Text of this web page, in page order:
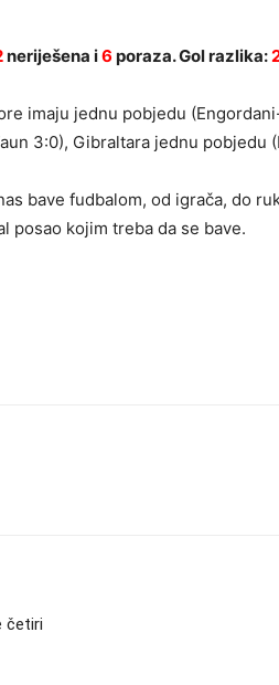
neriješena i6 poraza. Gol razlika:
imaju jednu pobjedu
3:0), Gibraltara jednu pobjedu
bave fudbalom, od igrača, do
posao kojim treba da se bave.
četiri